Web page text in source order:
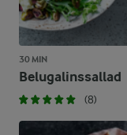
30 MIN
Belugalinssallad
(8)